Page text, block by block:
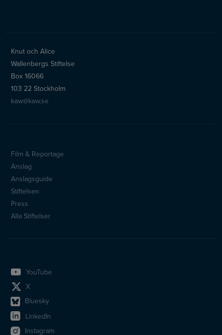
Knut och Alice
Wallenbergs Stiftelse
Box 16066
103 22 Stockholm
kaw@kaw.se
Sidfotsmeny
Film & Reportage
Anslag
Anslagsguide
Stiftelsen
Press
Alla Stiftelser
YouTube
X
Bluesky
LinkedIn
Instagram